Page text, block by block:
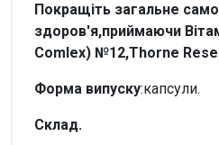
Покращіть загальне
здоров'я,приймаючи
Comlex) №12,Thorne
Форма випуску:капсули.
Склад.